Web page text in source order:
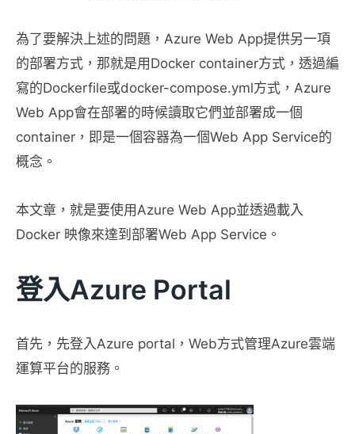
為了要解決上述的問題，Azure Web App提供另一項
的部署方式，那就是用Docker container方式，透過編
寫的Dockerfile或docker-compose.yml方式，Azure
Web App會在部署的時候讀取它們並部署成一個
container，即是一個容器為一個Web App Service的
概念。
本文章，就是要使用Azure Web App並透過載入
Docker 映像來達到部署Web App Service。
登入Azure Portal
首先，先登入Azure portal，Web方式管理Azure雲端
運算平台的服務。